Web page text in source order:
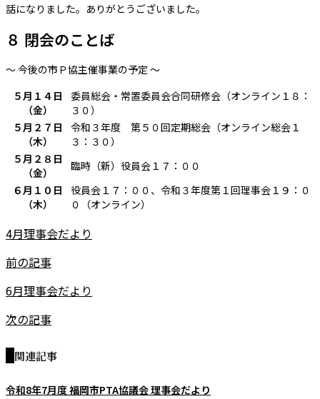
話になりました。ありがとうございました。
８ 閉会のことば
～ 今後の市Ｐ協主催事業の予定 ～
５月１４日
（金）
委員総会・常置委員会合同研修会（オンライン１８：
３０）
５月２７日
（木）
令和３年度 第５０回定期総会（オンライン総会１
３：３０）
５月２８日
（金）
臨時（新）役員会１７：００
６月１０日
（木）
役員会１７：００、令和３年度第１回理事会１９：０
０（オンライン）
4月理事会だより
前の記事
6月理事会だより
次の記事
関連記事
令和8年7月度 福岡市PTA協議会 理事会だより